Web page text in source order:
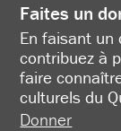
Faites un
En faisant un
contribuez à
faire
culturels du
Donner